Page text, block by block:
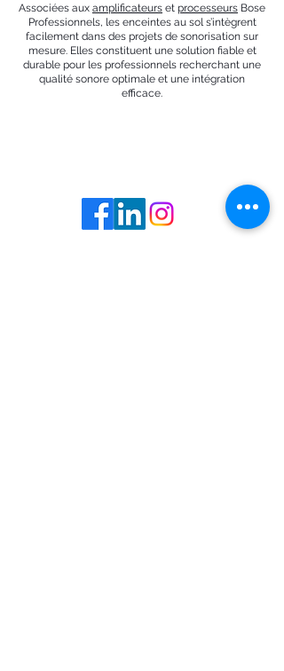
Associées aux amplificateurs et processeurs Bose
Professionnels, les enceintes au sol s’intègrent
facilement dans des projets de sonorisation sur
mesure. Elles constituent une solution fiable et
durable pour les professionnels recherchant une
qualité sonore optimale et une intégration
efficace.